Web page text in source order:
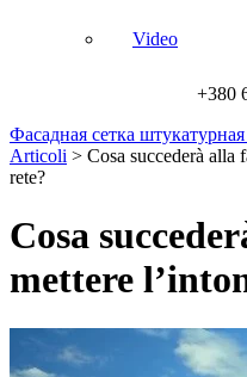
Video
+380
Фасадная сетка
Articoli > Cosa succederà alla
rete?
Cosa
mettere